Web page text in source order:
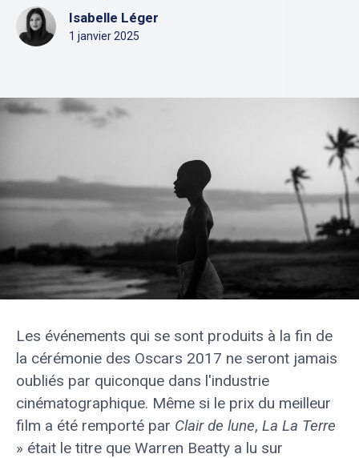
Isabelle Léger
1 janvier 2025
Les événements qui se sont produits à la fin de
la cérémonie des Oscars 2017 ne seront jamais
oubliés par quiconque dans l'industrie
cinématographique. Même si le prix du meilleur
film a été remporté par Clair de lune, La La Terre
» était le titre que Warren Beatty a lu sur